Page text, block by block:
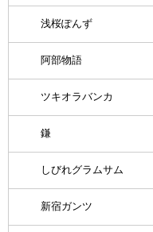
浅桜ぽんず
阿部物語
ツキオラバンカ
鎌
しびれグラムサム
新宿ガンツ